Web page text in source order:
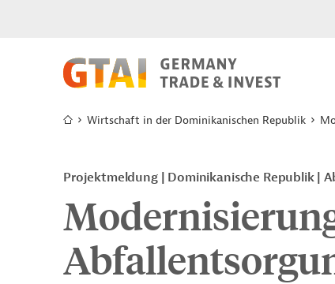
Wirtschaft in der Dominikanischen Republik
Projektmeldung Dominikanische Republik